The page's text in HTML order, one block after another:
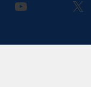
youtube X